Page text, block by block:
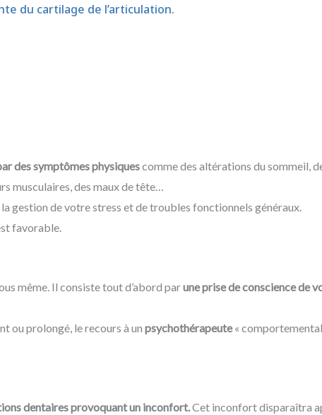
du cartilage de l’articulation.
des symptômes physiquescomme des altérations du sommeil,
musculaires, des maux de tête…
gestion de votre stress et de troubles fonctionnels généraux.
favorable.
même. Il consiste tout d’abord parune prise de conscience de
ou prolongé, le recours à un psychothérapeute«
dentaires provoquant un inconfort.Cet inconfort disparaîtra